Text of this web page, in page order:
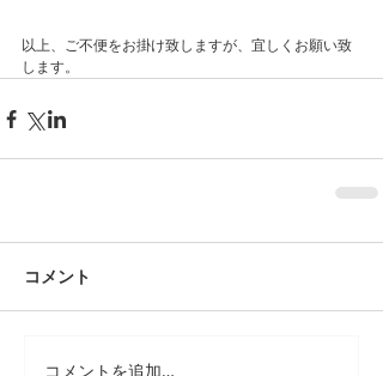
以上、ご不便をお掛け致しますが、宜しくお願い致
します。
コメント
コメントを追加…